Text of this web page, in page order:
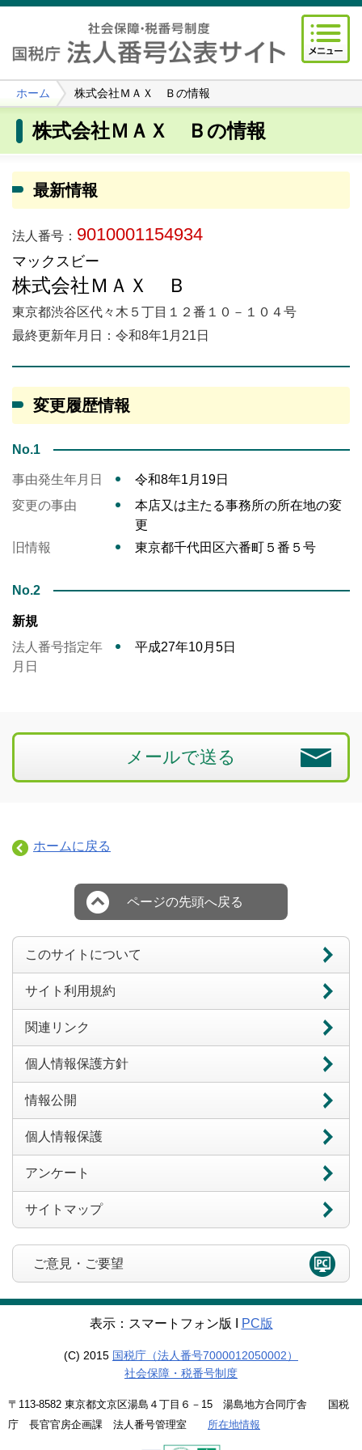
ホーム 株式会社ＭＡＸ Ｂの情報
株式会社ＭＡＸ Ｂの情報
最新情報
法人番号： 9010001154934
マックスビー
株式会社ＭＡＸ Ｂ
東京都渋谷区代々木５丁目１２番１０－１０４号
最終更新年月日：令和8年1月21日
変更履歴情報
No.1
事由発生年月日
令和8年1月19日
変更の事由
本店又は主たる事務所の所在地の変
更
旧情報
東京都千代田区六番町５番５号
No.2
新規
法人番号指定年
月日
平成27年10月5日
メールで送る
ホームに戻る
ページの先頭へ戻る
このサイトについて
サイト利用規約
関連リンク
個人情報保護方針
情報公開
個人情報保護
アンケート
サイトマップ
ご意見・ご要望
表示：スマートフォン版 Ι PC版
(C) 2015 国税庁（法人番号7000012050002）
社会保障・税番号制度
〒113-8582 東京都文京区湯島４丁目６－15 湯島地方合同庁舎 国税
庁 長官官房企画課 法人番号管理室 所在地情報